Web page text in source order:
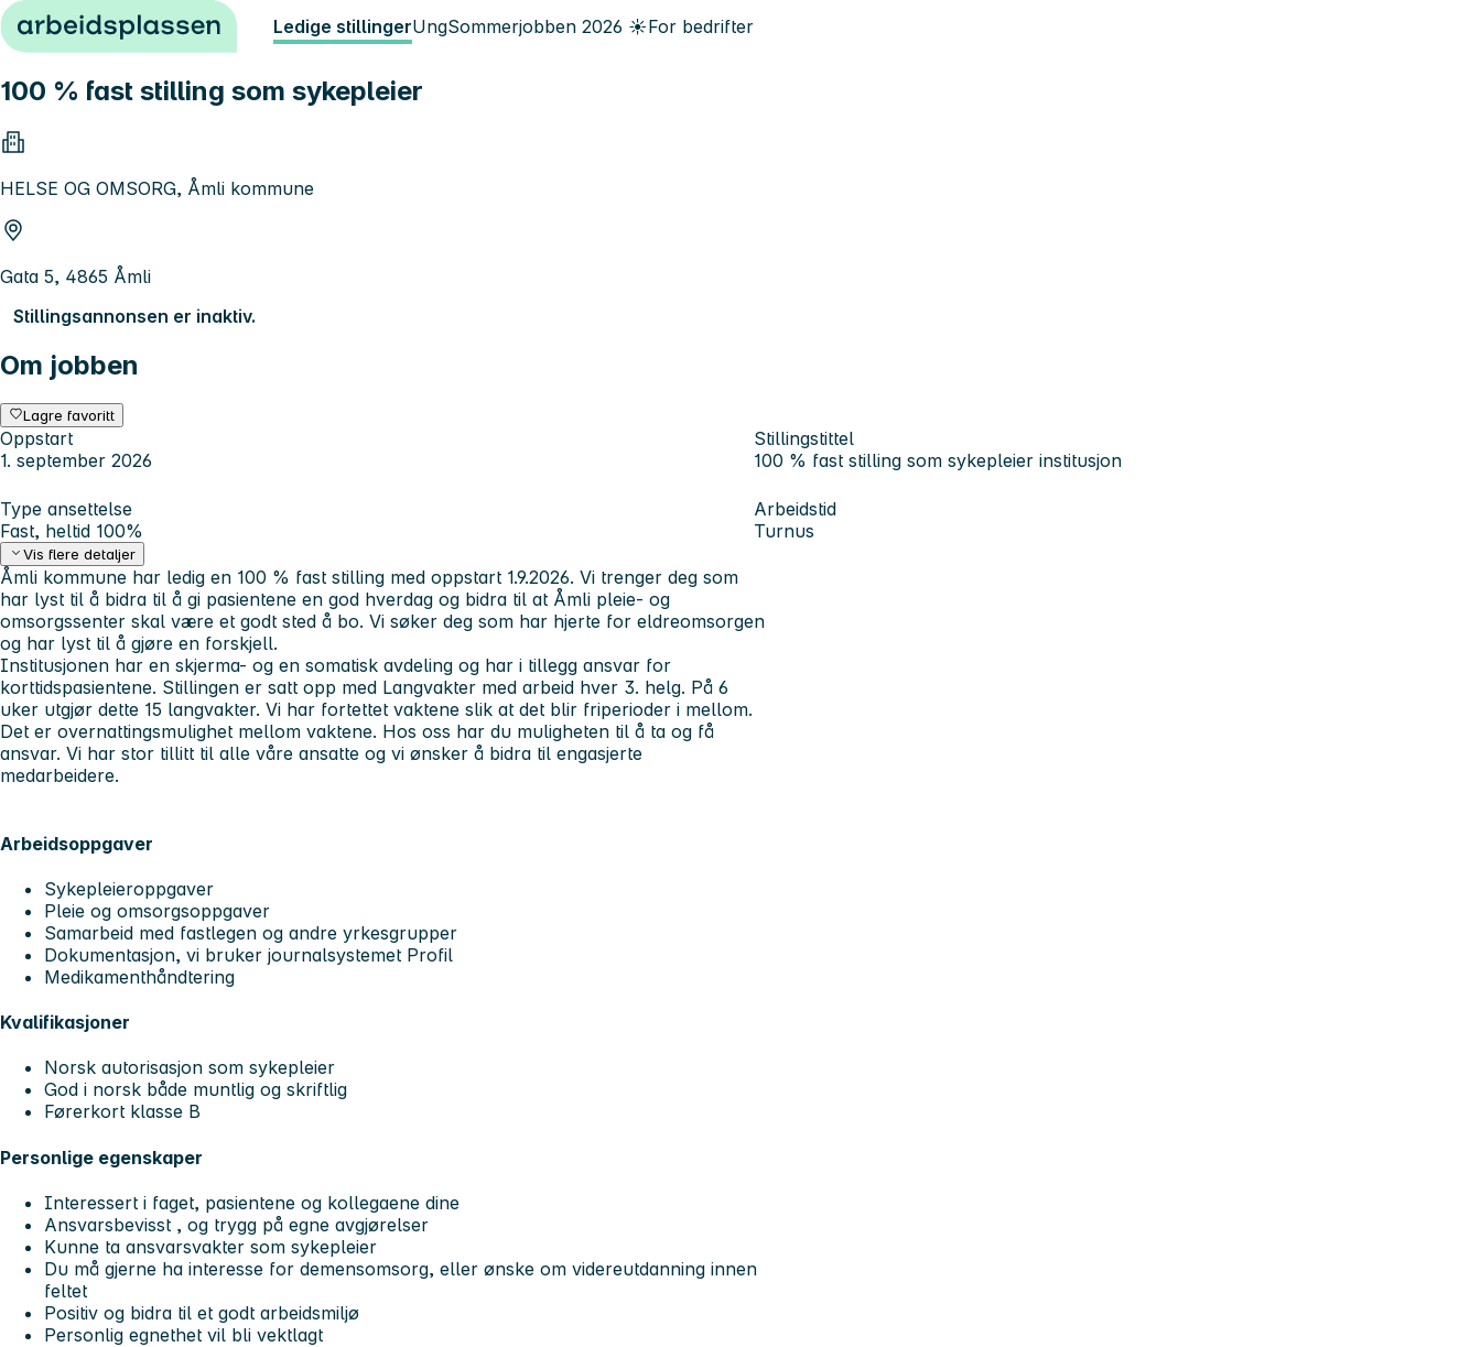
Hopp til innhold Ledige stillingerUngSommerjobben 2026 ☀️For bedrifter
100 % fast stilling som sykepleier
HELSE OG OMSORG, Åmli kommune
Gata 5, 4865 Åmli
Stillingsannonsen er inaktiv.
Om jobben
Lagre favoritt
Oppstart
1. september 2026
Stillingstittel
100 % fast stilling som sykepleier institusjon
Type ansettelse
Fast, heltid 100%
Arbeidstid
Turnus
Vis flere detaljer
Åmli kommune har ledig en 100 % fast stilling med oppstart 1.9.2026. Vi trenger deg som
har lyst til å bidra til å gi pasientene en god hverdag og bidra til at Åmli pleie- og
omsorgssenter skal være et godt sted å bo. Vi søker deg som har hjerte for eldreomsorgen
og har lyst til å gjøre en forskjell.
Institusjonen har en skjerma- og en somatisk avdeling og har i tillegg ansvar for
korttidspasientene. Stillingen er satt opp med Langvakter med arbeid hver 3. helg. På 6
uker utgjør dette 15 langvakter. Vi har fortettet vaktene slik at det blir friperioder i mellom.
Det er overnattingsmulighet mellom vaktene. Hos oss har du muligheten til å ta og få
ansvar. Vi har stor tillitt til alle våre ansatte og vi ønsker å bidra til engasjerte
medarbeidere.
Arbeidsoppgaver
Sykepleieroppgaver
Pleie og omsorgsoppgaver
Samarbeid med fastlegen og andre yrkesgrupper
Dokumentasjon, vi bruker journalsystemet Profil
Medikamenthåndtering
Kvalifikasjoner
Norsk autorisasjon som sykepleier
God i norsk både muntlig og skriftlig
Førerkort klasse B
Personlige egenskaper
Interessert i faget, pasientene og kollegaene dine
Ansvarsbevisst , og trygg på egne avgjørelser
Kunne ta ansvarsvakter som sykepleier
Du må gjerne ha interesse for demensomsorg, eller ønske om videreutdanning innen
feltet
Positiv og bidra til et godt arbeidsmiljø
Personlig egnethet vil bli vektlagt